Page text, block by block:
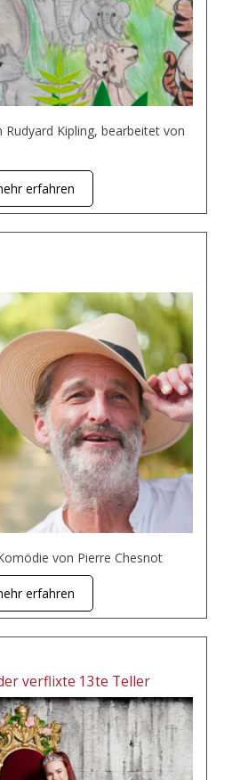
Kipling, bearbeitet von
erfahren
von Pierre Chesnot
erfahren
verflixte 13te Teller